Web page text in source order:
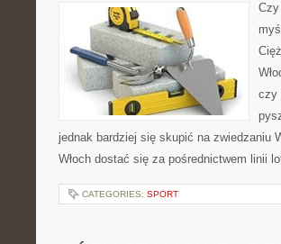
czy
jednak bardziej się skupić na zwiedzaniu
Włoch dostać się za pośrednictwem linii
CATEGORIES: SPORT